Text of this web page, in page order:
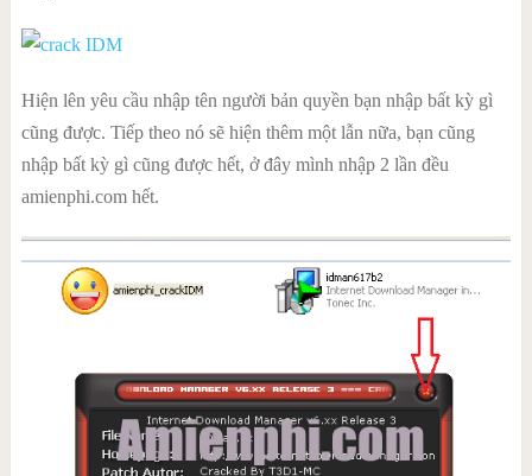
Hiện lên yêu cầu nhập tên người bản quyền bạn nhập bất kỳ gì
cũng được. Tiếp theo nó sẽ hiện thêm một lẫn nữa, bạn cũng
nhập bất kỳ gì cũng được hết, ở đây mình nhập 2 lần đều
amienphi.com hết.